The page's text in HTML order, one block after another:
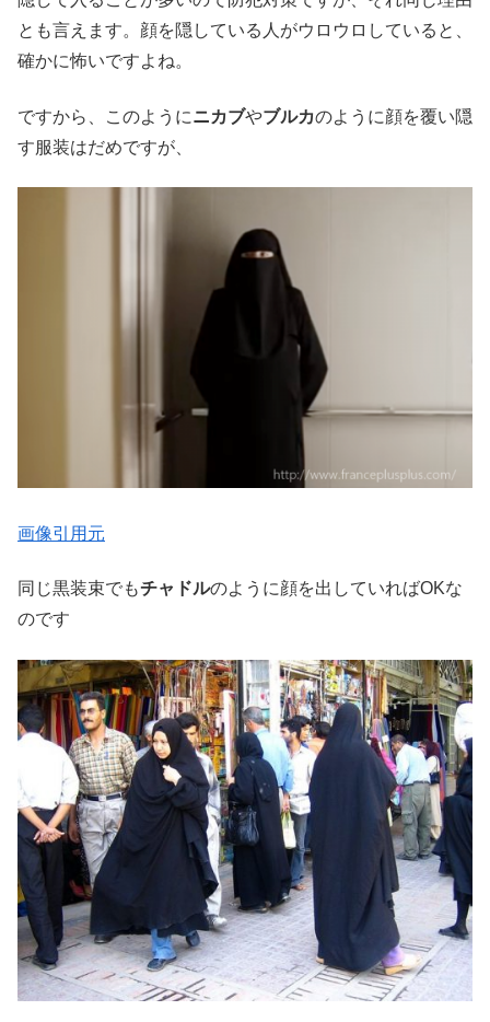
とも言えます。顔を隠している人がウロウロしていると、
確かに怖いですよね。
ですから、このようにニカブやブルカのように顔を覆い隠
す服装はだめですが、
画像引用元
同じ黒装束でもチャドルのように顔を出していればOKな
のです